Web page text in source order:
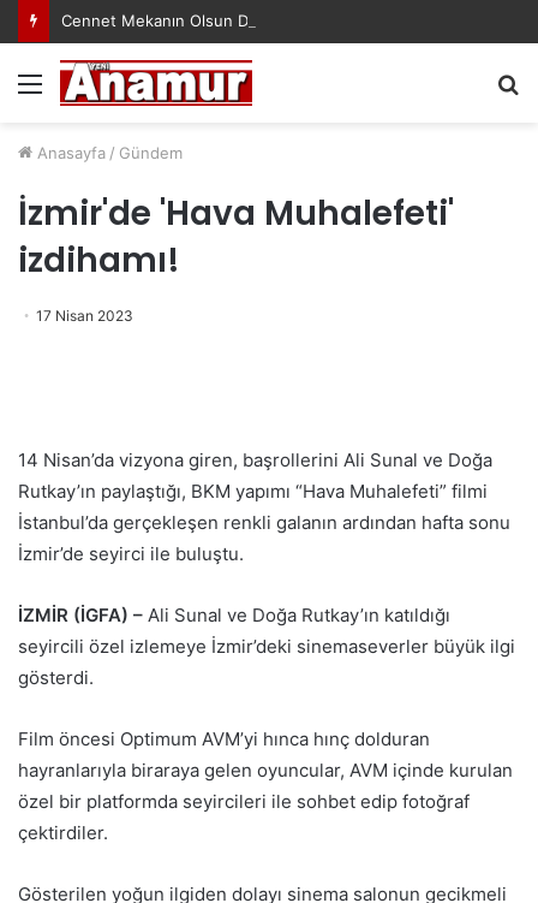
Cennet Mekanın Olsun Duygu Öksüz Canova
Menü
Anasayfa / Gündem
İzmir'de 'Hava Muhalefeti'
izdihamı!
17 Nisan 2023
14 Nisan’da vizyona giren, başrollerini Ali Sunal ve Doğa
Rutkay’ın paylaştığı, BKM yapımı “Hava Muhalefeti” filmi
İstanbul’da gerçekleşen renkli galanın ardından hafta sonu
İzmir’de seyirci ile buluştu.
İZMİR (İGFA) – Ali Sunal ve Doğa Rutkay’ın katıldığı
seyircili özel izlemeye İzmir’deki sinemaseverler büyük ilgi
gösterdi.
Film öncesi Optimum AVM’yi hınca hınç dolduran
hayranlarıyla biraraya gelen oyuncular, AVM içinde kurulan
özel bir platformda seyircileri ile sohbet edip fotoğraf
çektirdiler.
Gösterilen yoğun ilgiden dolayı sinema salonun gecikmeli